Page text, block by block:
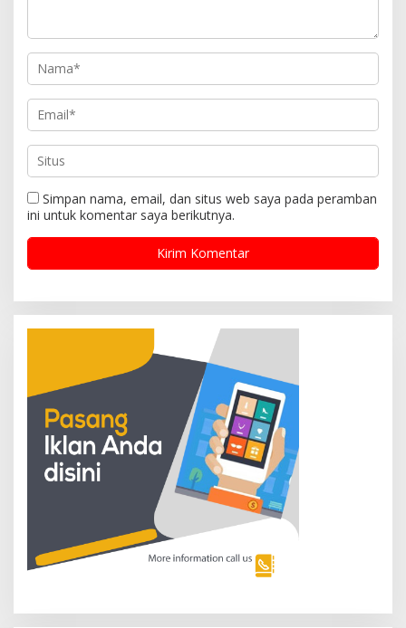
Simpan nama, email, dan situs web saya pada peramban
ini untuk komentar saya berikutnya.